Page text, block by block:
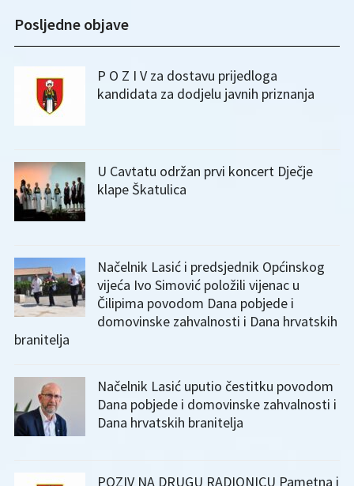
Posljedne objave
P O Z I V za dostavu prijedloga
kandidata za dodjelu javnih priznanja
U Cavtatu održan prvi koncert Dječje
klape Škatulica
Načelnik Lasić i predsjednik Općinskog
vijeća Ivo Simović položili vijenac u
Čilipima povodom Dana pobjede i
domovinske zahvalnosti i Dana hrvatskih
branitelja
Načelnik Lasić uputio čestitku povodom
Dana pobjede i domovinske zahvalnosti i
Dana hrvatskih branitelja
POZIV NA DRUGU RADIONICU Pametna i